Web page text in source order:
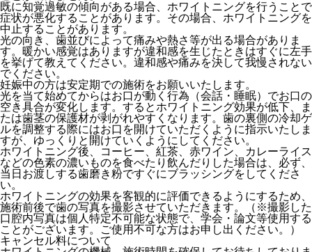
既に知覚過敏の傾向がある場合、ホワイトニングを行うことで
症状が悪化することがあります。その場合、ホワイトニングを
中止することがあります。
光の向き、歯並びによって痛みや熱さ等が出る場合がありま
す。暖かい感覚はありますが違和感を生じたときはすぐに左手
を挙げて教えてください。違和感や痛みを決して我慢されない
でください。
妊娠中の方は安定期での施術をお願いいたします。
光を当て始めてからはお口が動く行為（会話・睡眠）でお口の
空き具合が変化します。するとホワイトニング効果が低下、ま
たは歯茎の保護材が剥がれやすくなります。歯の裏側の冷却ゲ
ルを調整する際にはお口を開けていただくように指示いたしま
すが、ゆっくりと開けていくようにしてください。
ホワイトニング後、コーヒー、紅茶、赤ワイン、カレーライス
などの色素の濃いものを食べたり飲んだりした場合は、必ず、
当日お渡しする歯磨き粉ですぐにブラッシングをしてくださ
い。
ホワイトニングの効果を客観的に評価できるようにするため、
施術前後で歯の写真を撮影させていただきます。（※撮影した
口腔内写真は個人特定不可能な状態で、学会・論文等使用する
ことがございます。ご使用不可な方はお申し出ください。）
キャンセル料について